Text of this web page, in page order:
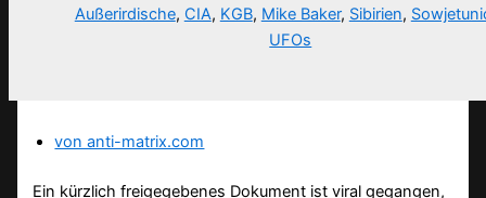
Außerirdische, CIA, KGB, Mike Baker, Sibirien,
UFOs
von anti-matrix.com
Ein kürzlich freigegebenes Dokument ist viral gegangen,